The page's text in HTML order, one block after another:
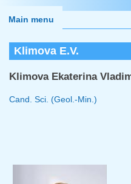
Main menu
Klimova E.V.
Klimova Ekaterina
Cand. Sci. (Geol.-Min.)